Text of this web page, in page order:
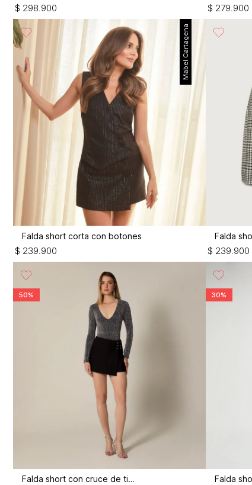
$ 298.900 $ 279.900
Mabel Cartagena
Falda short corta con botones
$ 239.900
Falda
$ 239.900
50%
Falda short con cruce de tiras
30%